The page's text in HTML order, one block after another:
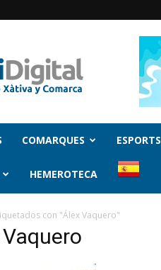
COMARQUES ESPORTS
HEMEROTECA
con "Álex Vaquero"